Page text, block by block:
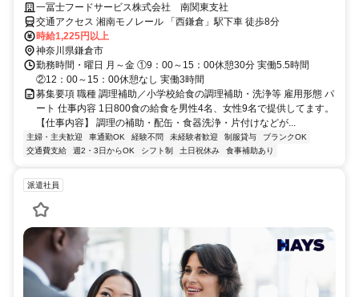
一冨士フードサービス株式会社 南関東支社
交通アクセス 湘南モノレール 「西鎌倉」駅下車 徒歩8分
時給1,225円以上
神奈川県鎌倉市
勤務時間・曜日 月～金 ①9：00～15：00休憩30分 実働5.5時間
②12：00～15：00休憩なし 実働3時間
募集要項 職種 調理補助／小学校給食の調理補助・洗浄等 雇用形態 パ
ート 仕事内容 1日800食の給食を男性4名、女性9名で提供してます。
【仕事内容】 調理の補助・配缶・食器洗浄・片付けなどが...
主婦・主夫歓迎 車通勤OK 経験不問 未経験者歓迎 制服貸与
ブランクOK
交通費支給
週2・3日からOK シフト制 土日祝休み 食事補助あり
派遣社員